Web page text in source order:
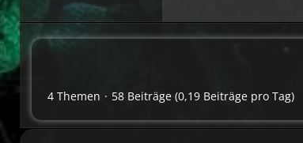
4 Themen 58 Beiträge (0,19 Beiträge pro Tag)